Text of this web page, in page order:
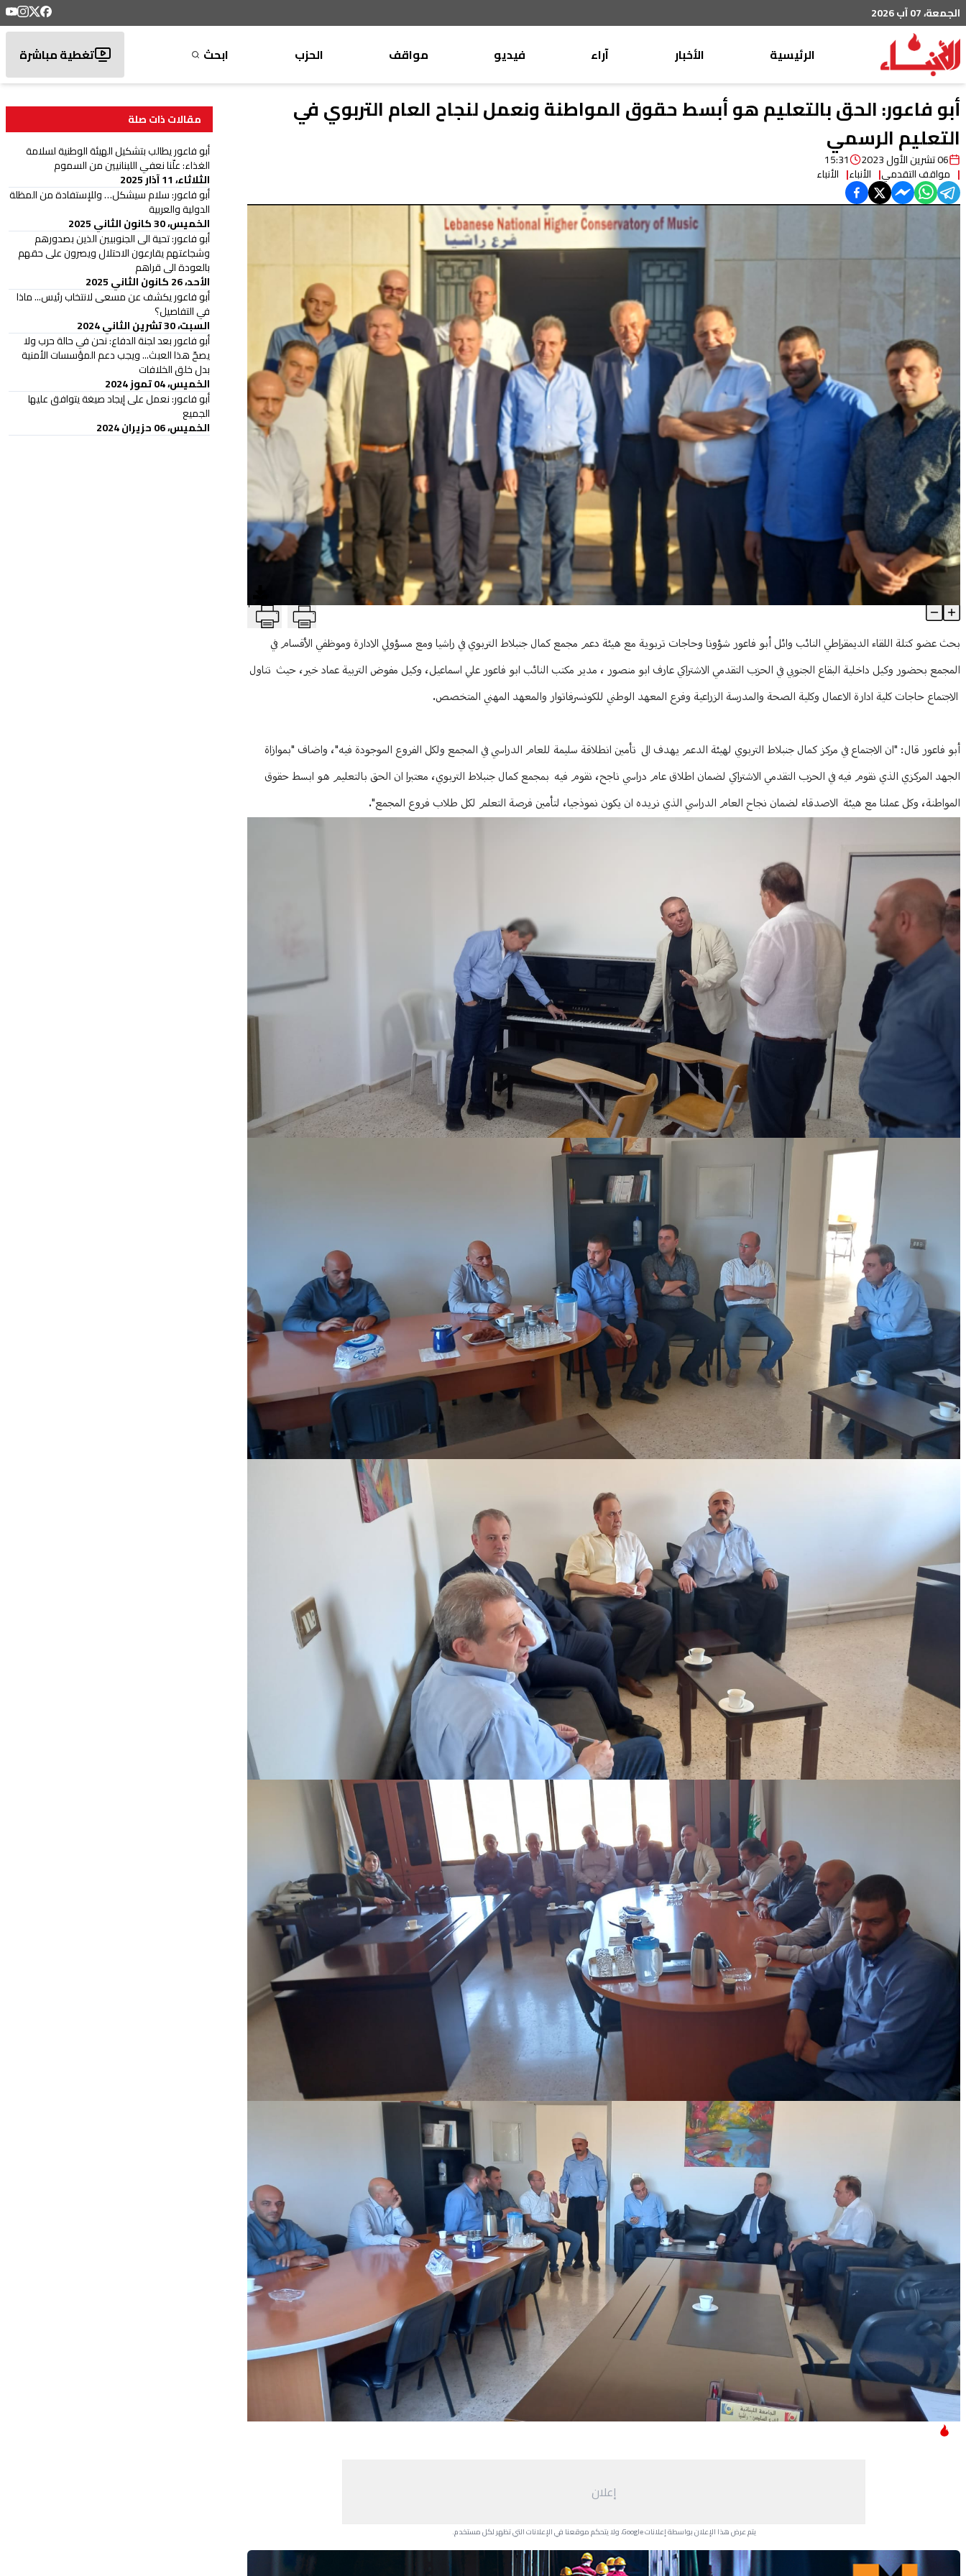
الجمعة، 07 آب 2026
الرئيسية
الأخبار
محليات
عربي دولي
رياضة
ثقافة ومجتمع
آراء
موقف
الأنباء
مختارات
صحافة
أجنبية
فيديو مواقف
وليد جنبلاط
تيمور جنبلاط
الحزب ابحث تغطية مباشرة
أبو فاعور: الحق بالتعليم هو أبسط حقوق المواطنة ونعمل لنجاح العام التربوي في
التعليم الرسمي
06 تشرين الأول 2023 15:31
مواقف التقدمي الأنباء الأنباء
أبو فاعور: الحق بالتعليم هو أبسط حقوق المواطنة ونعمل لنجاح العام التربوي في التعليم الرسمي T
Article Content
بحث عضو كتلة اللقاء الديمقراطي النائب وائل أبو فاعور شؤونا وحاجات تربوية مع هيئة دعم مجمع كمال جنبلاط التربوي في راشيا ومع مسؤولي الادارة وموظفي الأقسام في
المجمع بحضور وكيل داخلية البقاع الجنوبي في الحزب التقدمي الاشتراكي عارف ابو منصور ، مدير مكتب النائب ابو فاعور علي اسماعيل، وكيل مفوض التربية عماد خير، حيث تناول
الاجتماع حاجات كلية ادارة الاعمال وكلية الصحة والمدرسة الزراعية وفرع المعهد الوطني للكونسرفاتوار والمعهد المهني المتخصص.
أبو فاعور قال: "ان الاجتماع في مركز كمال جنبلاط التربوي لهيئة الدعم يهدف الى تأمين انطلاقة سليمة للعام الدراسي في المجمع ولكل الفروع الموجودة فيه"، واضاف "بموازاة
الجهد المركزي الذي نقوم فيه في الحزب التقدمي الاشتراكي لضمان اطلاق عام دراسي ناجح، نقوم فيه بمجمع كمال جنبلاط التربوي، معتبرا ان الحق بالتعليم هو ابسط حقوق
المواطنة، وكل عملنا مع هيئة الاصدقاء لضمان نجاح العام الدراسي الذي نريده ان يكون نموذجيا، لتأمين فرصة التعلم لكل طلاب فروع المجمع".
إعلان
يتم عرض هذا الإعلان بواسطة إعلانات Google، ولا يتحكم موقعنا في الإعلانات التي تظهر لكل مستخدم.
Advertisement Section
مقالات ذات صلة
أبو فاعور يطالب بتشكيل الهيئة الوطنية لسلامة
الغذاء: علّنا نعفي اللبنانيين من السموم
الثلاثاء، 11 آذار 2025
أبو فاعور: سلام سيشكل… وللإستفادة من المظلة
الدولية والعربية
الخميس، 30 كانون الثاني 2025
أبو فاعور: تحية الى الجنوبيين الذين بصدورهم
وشجاعتهم يقارعون الاحتلال ويصرون على حقهم
بالعودة الى قراهم
الأحد، 26 كانون الثاني 2025
أبو فاعور يكشف عن مسعى لانتخاب رئيس... ماذا
في التفاصيل؟
السبت، 30 تشرين الثاني 2024
أبو فاعور بعد لجنة الدفاع: نحن في حالة حرب ولا
يصحّ هذا العبث... ويجب دعم المؤسسات الأمنية
بدل خلق الخلافات
الخميس، 04 تموز 2024
أبو فاعور: نعمل على إيجاد صيغة يتوافق عليها
الجميع
الخميس، 06 حزيران 2024